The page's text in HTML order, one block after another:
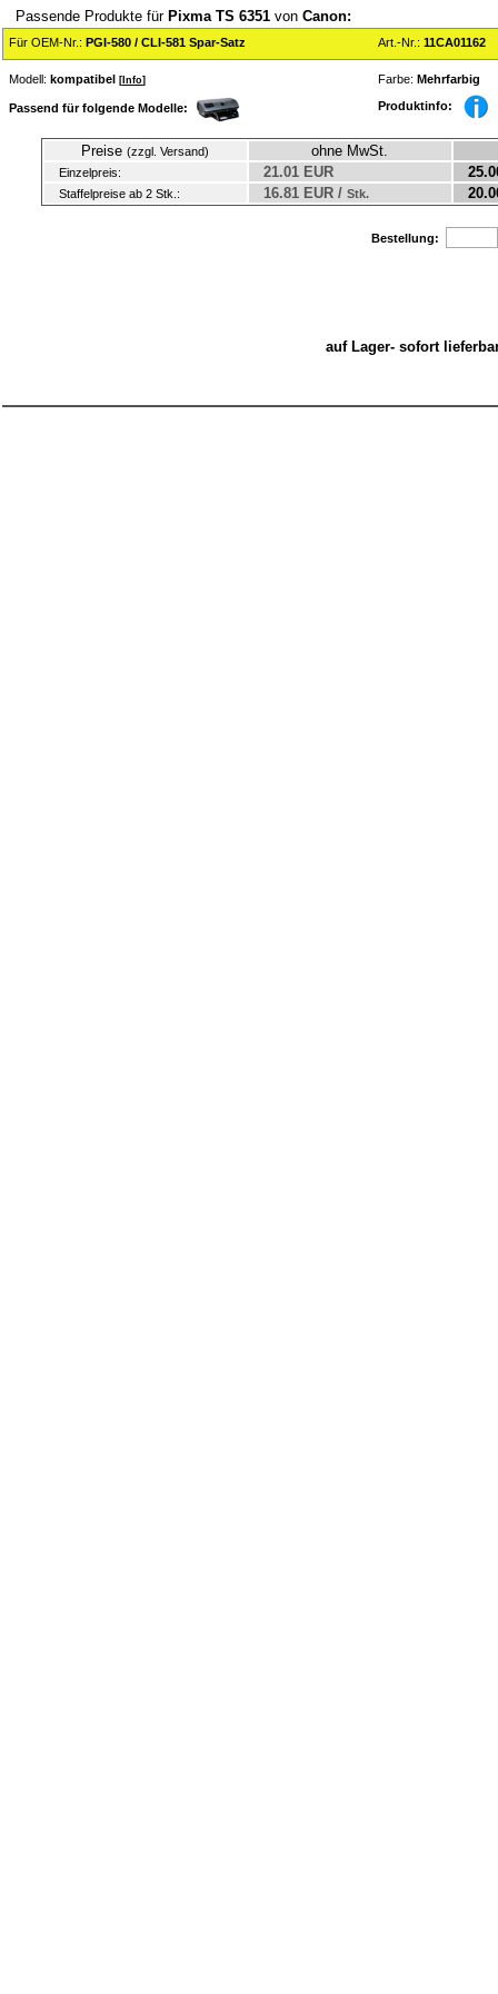
Passende Produkte für Pixma TS 6351 von Canon:
Für OEM-Nr.: PGI-580 / CLI-581 Spar-Satz Art.-Nr.: 11CA01162
Modell: kompatibel [ Info] Farbe: Mehrfarbig
Passend für folgende Modelle: Produktinfo:
Preise (zzgl. Versand) ohne MwSt.
Einzelpreis: 21.01 EUR
Staffelpreise ab 2 Stk.: 16.81 EUR / Stk.
Bestellung:
auf Lager- sofort